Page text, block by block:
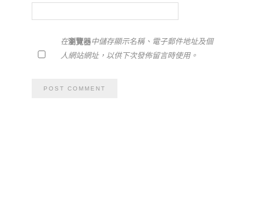
在瀏覽器中儲存顯示名稱、電子郵件地址及個
人網站網址，以供下次發佈留言時使用。